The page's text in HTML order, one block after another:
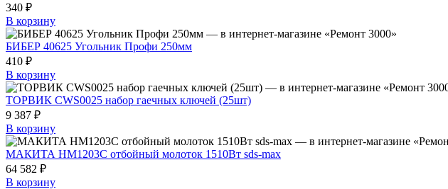
340 ₽
В корзину
БИБЕР 40625 Угольник Профи 250мм
410 ₽
В корзину
ТОРВИК CWS0025 набор гаечных ключей (25шт)
9 387 ₽
В корзину
МАКИТА HM1203C отбойный молоток 1510Вт sds-max
64 582 ₽
В корзину